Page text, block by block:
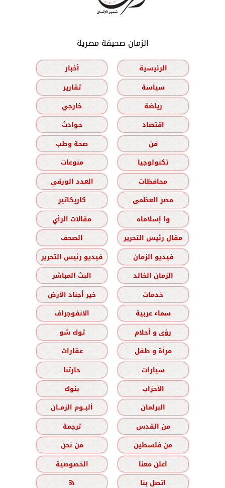
الزمان صحيفة مصرية
الرئيسية
أخبار
سياسة
تقارير
رياضة
خارجي
اقتصاد
حوادث
فن
صحة وطب
تكنولوجيا
منوعات
محافظات
العدد الورقي
مصر العظمى
كاريكاتير
وا إسلاماه
مقالات الرأي
مقال رئيس التحرير
الصحف
فيديو الزمان
فيديو رئيس التحرير
الزمان الخالد
البث المباشر
خدمات
خير أجناد الأرض
سماء عربية
الانفوجراف
رؤى و أحلام
توك شو
مرأة و طفل
عقارات
سيارات
حارتنا
الأحزاب
بنوك
البرلمان
ألبــوم الزمــان
من القدس
ترجمة
من فلسطين
من نحن
اعلن معنا
الخصوصية
اتصل بنا
